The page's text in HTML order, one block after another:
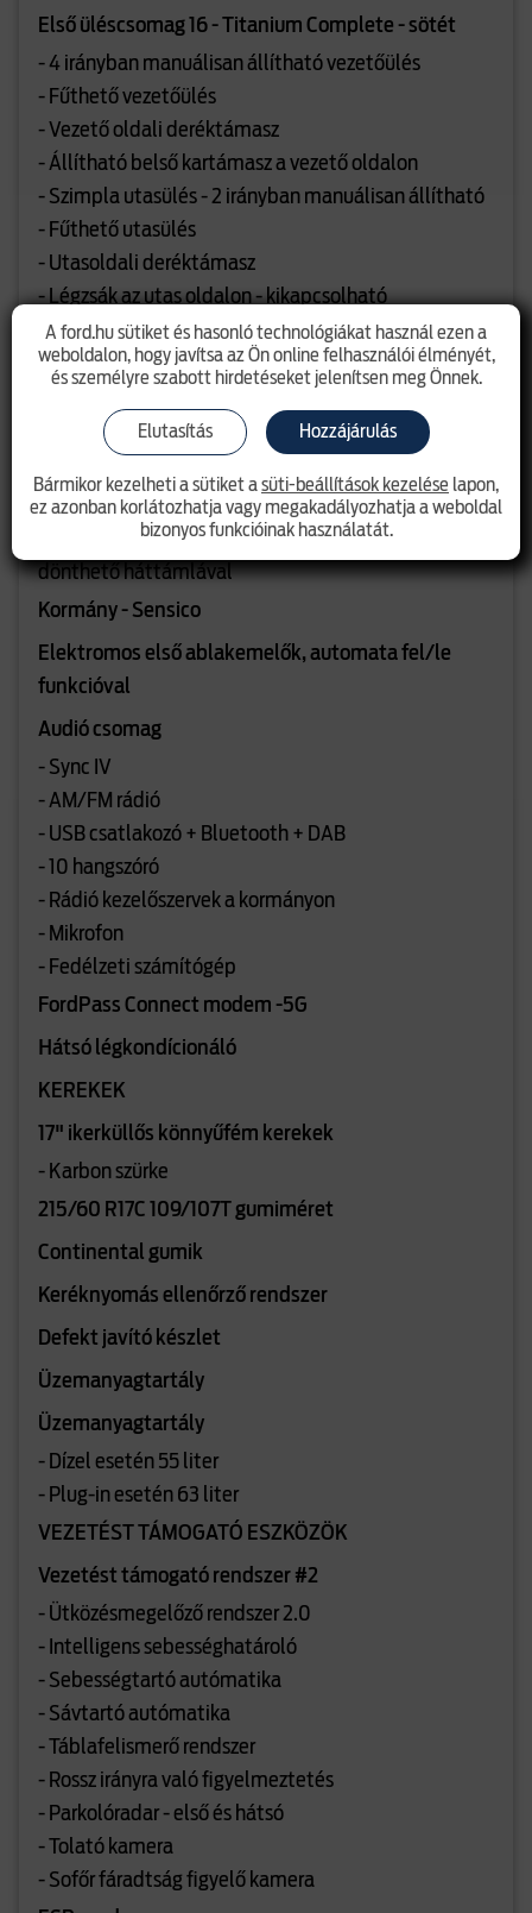
Első üléscsomag 16 - Titanium Complete - sötét
- 4 irányban manuálisan állítható vezetőülés
- Fűthető vezetőülés
- Vezető oldali deréktámasz
- Állítható belső kartámasz a vezető oldalon
- Szimpla utasülés - 2 irányban manuálisan állítható
- Fűthető utasülés
- Utasoldali deréktámasz
- Légzsák az utas oldalon - kikapcsolható
- Függönylégzsák
- Oldallégzsákok
- Sínben mozgatható ülések
- 3 szimpla ülés a második sorban, 4 irányban
állítható, tárolóval a középső ülés alatt
- 1 szimpla és 1 dupla ülés a harmadik sorban,
dönthető háttámlával
Kormány - Sensico
Elektromos első ablakemelők, automata fel/le
funkcióval
Audió csomag
- Sync IV
- AM/FM rádió
- USB csatlakozó + Bluetooth + DAB
- 10 hangszóró
- Rádió kezelőszervek a kormányon
- Mikrofon
- Fedélzeti számítógép
FordPass Connect modem -5G
Hátsó légkondícionáló
KEREKEK
17" ikerküllős könnyűfém kerekek
- Karbon szürke
215/60 R17C 109/107T gumiméret
Continental gumik
Keréknyomás ellenőrző rendszer
Defekt javító készlet
Üzemanyagtartály
Üzemanyagtartály
- Dízel esetén 55 liter
- Plug-in esetén 63 liter
VEZETÉST TÁMOGATÓ ESZKÖZÖK
Vezetést támogató rendszer #2
- Ütközésmegelőző rendszer 2.0
- Intelligens sebességhatároló
- Sebességtartó autómatika
- Sávtartó autómatika
- Táblafelismerő rendszer
- Rossz irányra való figyelmeztetés
- Parkolóradar - első és hátsó
- Tolató kamera
- Sofőr fáradtság figyelő kamera
A ford.hu sütiket és hasonló technológiákat használ ezen a
weboldalon, hogy javítsa az Ön online felhasználói élményét,
és személyre szabott hirdetéseket jelenítsen meg Önnek.
Elutasítás Hozzájárulás
Bármikor kezelheti a sütiket asüti-beállítások kezelése lapon,
ez azonban korlátozhatja vagy megakadályozhatja a weboldal
bizonyos funkcióinak használatát.